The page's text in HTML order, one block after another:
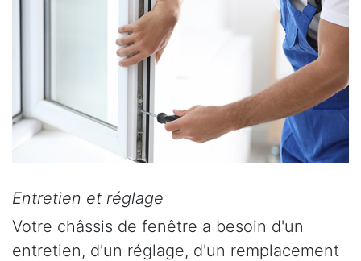
Entretien et réglage
Votre châssis de fenêtre a besoin d'un
entretien, d'un réglage, d'un remplacement